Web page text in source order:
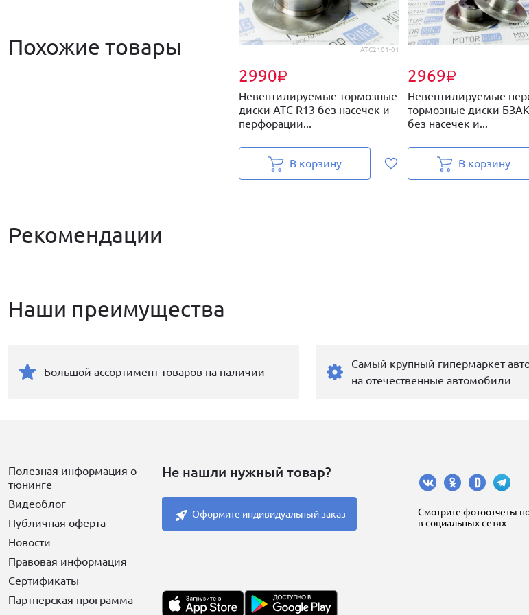
Похожие товары АТС2101-01
2990₽
Невентилируемые тормозные
диски АТС R13 без насечек и
перфорации...
В корзину
2969₽
Невентилируемые
тормозные диски
без насечек и...
В корзину
Рекомендации
Наши преимущества
Большой ассортимент товаров на наличии
Самый крупный гипермаркет
на отечественные автомобили
Полезная информация о
тюнинге
Видеоблог
Публичная оферта
Новости
Правовая информация
Сертификаты
Партнерская программа
Не нашли нужный товар?
Оформите индивидуальный заказ
Cмотрите фотоотчеты
в социальных сетях